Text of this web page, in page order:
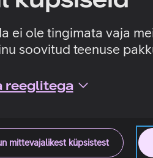
ei ole tingimata vaja
soovitud teenuse
reeglitega
mittevajalikest küpsistest